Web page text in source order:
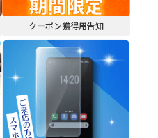
クーポン獲得用告知